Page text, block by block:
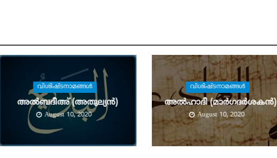
വിശിഷ്ടനാമങ്ങള്‍
അല്‍ബദീഅ് (അതുല്യന്‍)
August 10, 2020
വിശിഷ്ടനാമങ്ങള്‍
അല്‍ഹാദീ (മാര്‍ഗദര്‍ശകന്‍)
August 10, 2020